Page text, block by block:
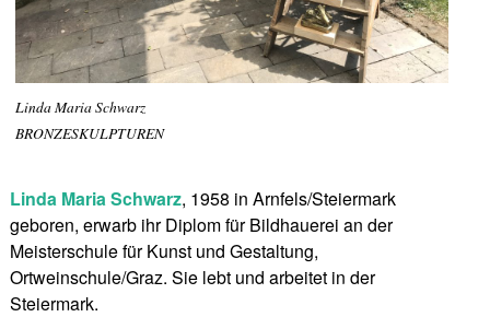
Linda Maria Schwarz
BRONZESKULPTUREN
Linda Maria Schwarz, 1958 in Arnfels/Steiermark
geboren, erwarb ihr Diplom für Bildhauerei an der
Meisterschule für Kunst und Gestaltung,
Ortweinschule/Graz. Sie lebt und arbeitet in der
Steiermark.